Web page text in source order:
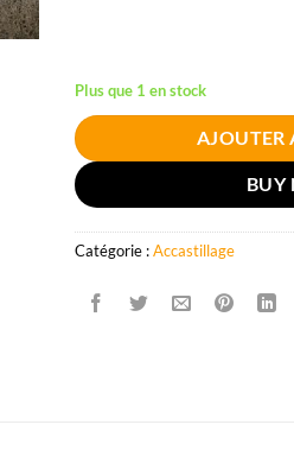
Plus que 1 en stock
AJOUTER
BUY
Catégorie :Accastillage